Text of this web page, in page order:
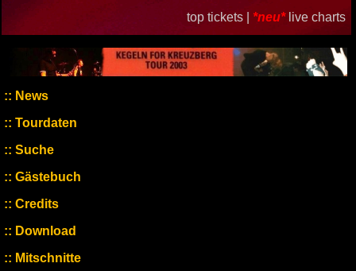
top tickets | *neu* live charts
News
Tourdaten
Suche
Gästebuch
Credits
Download
Mitschnitte